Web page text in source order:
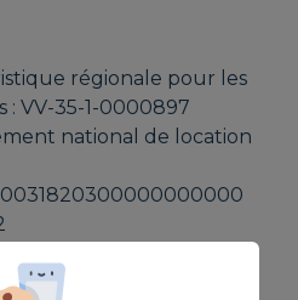
régionale pour les
: VV-35-1-0000897
national de location